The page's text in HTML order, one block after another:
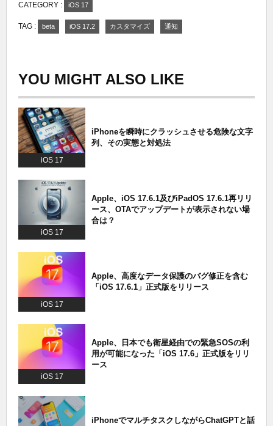
CATEGORY : iOS 17
TAG : beta iOS 17.2 カスタマイズ 通知
YOU MIGHT ALSO LIKE
iOS 17
iPhoneを瞬時にクラッシュさせる危険な文字
列、その実態と対処法
iOS 17
Apple、iOS 17.6.1及びiPadOS 17.6.1再リリ
ース、OTAでアップデートが表示されない場
合は？
iOS 17
Apple、高度なデータ保護のバグ修正を含む
「iOS 17.6.1」正式版をリリース
iOS 17
Apple、日本でも衛星経由での緊急SOSの利
用が可能になった「iOS 17.6」正式版をリリ
ース
iPhoneでマルチタスクしながらChatGPTと話